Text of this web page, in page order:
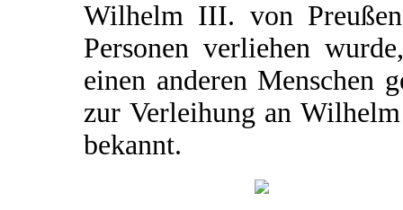
Wilhelm III. von
Personen verliehen
einen anderen Menschen
zur Verleihung an
bekannt.